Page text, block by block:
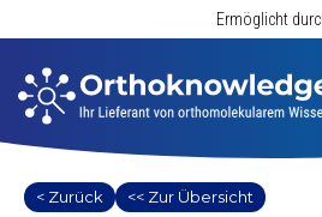
Ermöglicht
< Zurück << Zur Übersicht